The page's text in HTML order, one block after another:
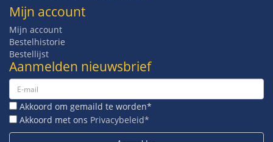
Mijn account
Mijn account
Bestelhistorie
Bestellijst
Aanmelden nieuwsbrief
Akkoord om gemaild te worden*
Akkoord met ons Privacybeleid*